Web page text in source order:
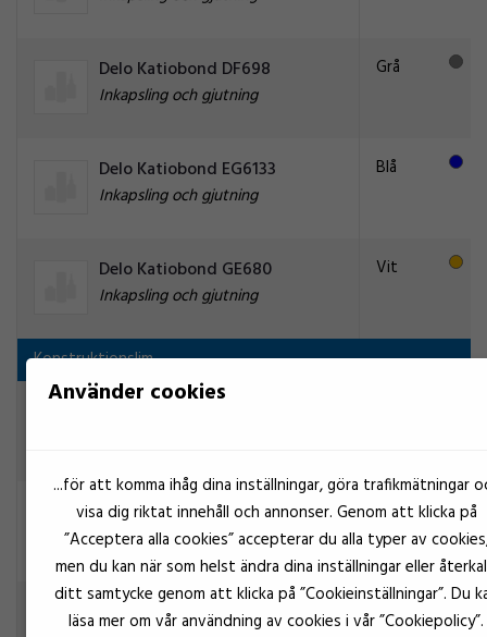
Delo Katiobond DF698
Inkapsling och gjutning
Grå
Delo Katiobond EG6133
Inkapsling och gjutning
Blå
Delo Katiobond GE680
Inkapsling och gjutning
Vit
Konstruktionslim
Delo Dualbond AD778
Konstruktionslim
Delo Dualbond LP735 Gul
Använder cookies
...för att komma ihåg dina inställningar, göra trafikmätningar
visa dig riktat innehåll och annonser. Genom att klicka på
”Acceptera alla cookies” accepterar du alla typer av
men du kan när som helst ändra dina inställningar eller
ditt samtycke genom att klicka på ”Cookieinställningar”. Du
läsa mer om vår användning av cookies i vår ”Cookiepolicy”.